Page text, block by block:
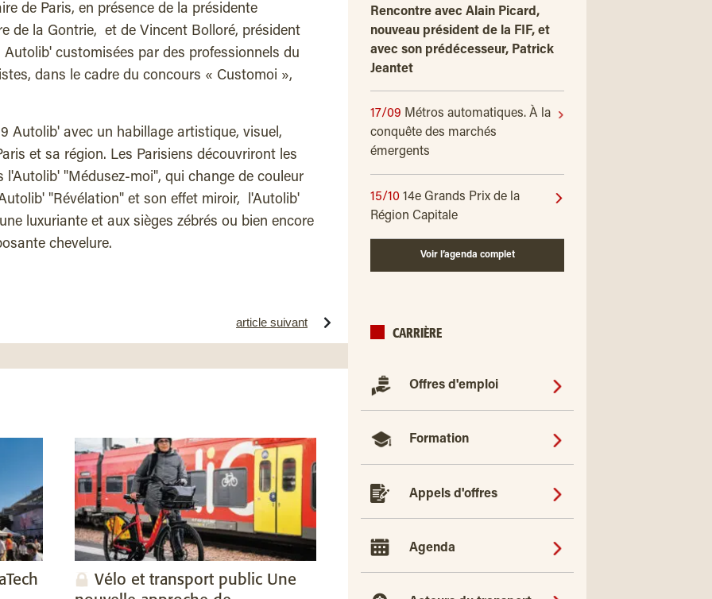
de Paris, en présence de la présidente
de la Gontrie, et de Vincent Bolloré, président
customisées par des professionnels du
dans le cadre du concours « Customoi »,
Autolib' avec un habillage artistique, visuel,
et sa région. Les Parisiens découvriront les
"Médusez-moi", qui change de couleur
"Révélation" et son effet miroir, l'Autolib'
luxuriante et aux sièges zébrés ou bien encore
chevelure.
article suivant
Vélo et transport public Une
Rencontre avec Alain Picard,
nouveau président de la FIF, et
avec son prédécesseur, Patrick
Jeantet
17/09 Métros automatiques. À la
conquête des marchés
émergents
15/10 14e Grands Prix de la
Région Capitale
Voir l’agenda complet
CARRIÈRE
Offres d'emploi
Formation
Appels d'offres
Agenda